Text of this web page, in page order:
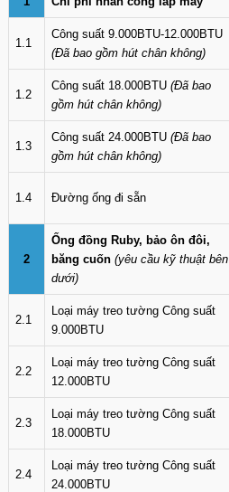
1.1
Công suất 9.000BTU-12.000BTU
(Đã bao gồm hút chân không)
1.2
Công suất 18.000BTU (Đã bao
gồm hút chân không)
1.3
Công suất 24.000BTU (Đã bao
gồm hút chân không)
1.4 Đường ống đi sẵn
2
Ống đồng Ruby, bảo ôn đôi,
băng cuốn (yêu cầu kỹ thuật bên
dưới)
2.1
Loại máy treo tường Công suất
9.000BTU
2.2
Loại máy treo tường Công suất
12.000BTU
2.3
Loại máy treo tường Công suất
18.000BTU
2.4
Loại máy treo tường Công suất
24.000BTU